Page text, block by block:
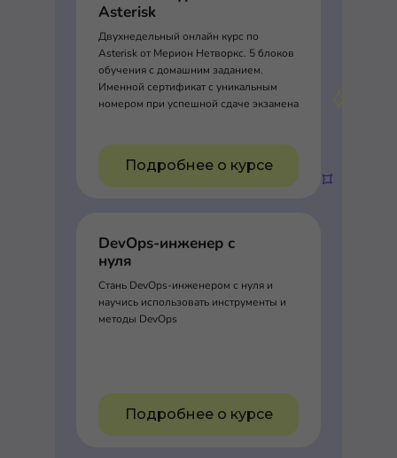
Asterisk
Двухнедельный онлайн курс по
Asterisk от Мерион Нетворкс. 5 блоков
обучения с домашним заданием.
Именной сертификат с уникальным
номером при успешной сдаче экзамена
Подробнее о курсе
DevOps-инженер с
нуля
Стань DevOps-инженером с нуля и
научись использовать инструменты и
методы DevOps
Подробнее о курсе